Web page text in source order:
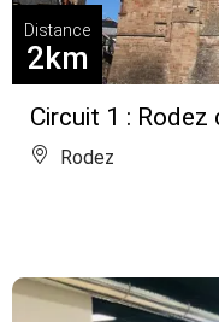
Circuit 1 :
Distance
2km
Rodez